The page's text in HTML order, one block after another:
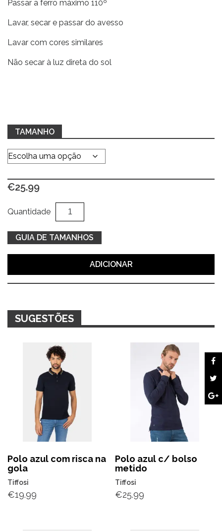
Passar a ferro máximo 110º
Lavar, secar e passar do avesso
Lavar com cores similares
Não secar à luz direta do sol
TAMANHO
€25.99
Quantidade
Quantidade
de
Sweat
azul
claro
GUIA DE TAMANHOS
ADICIONAR
SUGESTÕES
Polo azul com risca na
gola
Tiffosi
€19.99
Polo azul c/ bolso
metido
Tiffosi
€25.99